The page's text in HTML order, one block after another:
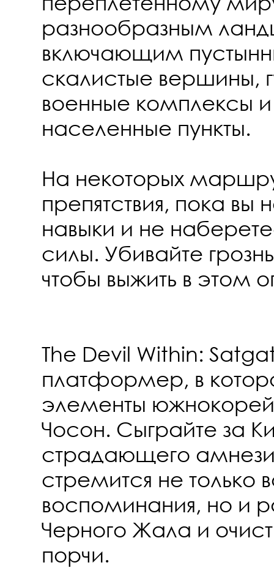
разнообразным
включающим
скалистые вершины,
военные комплексы и
населенные пункты.
На некоторых
препятствия, пока вы
навыки и не
силы. Убивайте
чтобы выжить в этом
The Devil Within:
платформер, в
элементы
Чосон. Сыграйте за
страдающего
стремится не только
воспоминания, но и
Черного Жала и
порчи.